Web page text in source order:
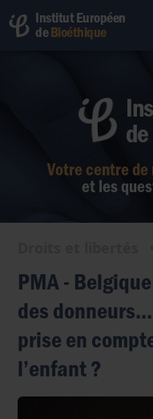
de
Votre centre
et les
Institut Européen
deBioéthique
PMA -
des
prise en
l’enfant ?